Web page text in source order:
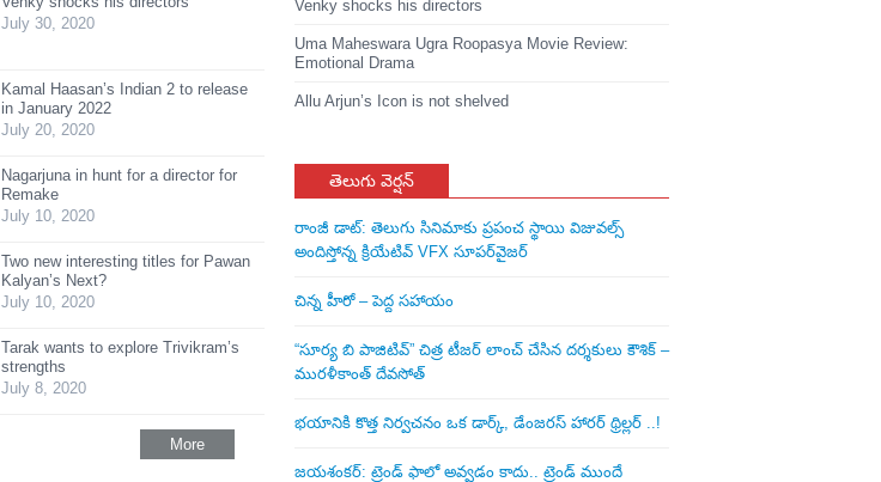
July 30, 2020
Kamal Haasan’s Indian 2 to release
in January 2022
July 20, 2020
Nagarjuna in hunt for a director for
Remake
July 10, 2020
Two new interesting titles for Pawan
Kalyan’s Next?
July 10, 2020
Tarak wants to explore Trivikram’s
strengths
July 8, 2020
More
Venky shocks his directors
Uma Maheswara Ugra Roopasya Movie Review:
Emotional Drama
Allu Arjun’s Icon is not shelved
తెలుగు వెర్షన్
రాంజీ డాట్: తెలుగు సినిమాకు ప్రపంచ స్థాయి విజువల్స్
అందిస్తోన్న క్రియేటివ్ VFX సూపర్‌వైజర్
చిన్న హీరో – పెద్ద సహాయం
“సూర్య బి పాజిటివ్” చిత్ర టీజర్ లాంచ్ చేసిన‌ దర్శకులు కౌశిక్ –
మురళీకాంత్ దేవసోత్
భయానికి కొత్త నిర్వచనం ఒక డార్క్, డేంజరస్ హారర్ థ్రిల్లర్ ..!
జయశంకర్: ట్రెండ్‌ ఫాలో అవ్వడం కాదు.. ట్రెండ్‌ ముందే